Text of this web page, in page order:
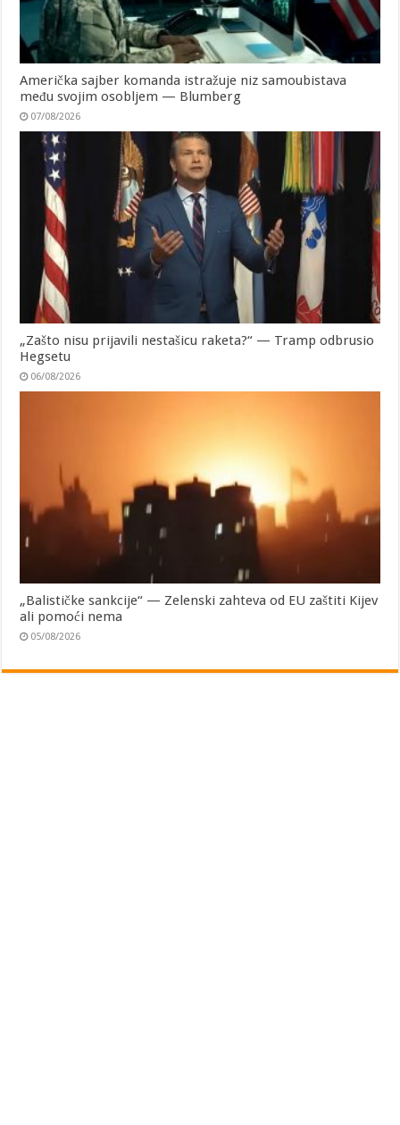
Američka sajber komanda istražuje niz samoubistava
među svojim osobljem — Blumberg
07/08/2026
„Zašto nisu prijavili nestašicu raketa?“ — Tramp odbrusio
Hegsetu
06/08/2026
„Balističke sankcije“ — Zelenski zahteva od EU zaštiti Kijev
ali pomoći nema
05/08/2026